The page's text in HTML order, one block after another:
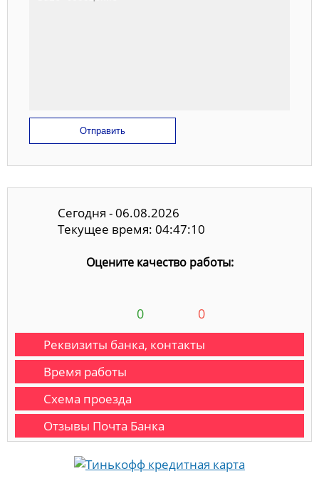
Отправить
Сегодня - 06.08.2026
Текущее время: 04:47:10
Оцените качество работы:
0 0
Реквизиты банка, контакты
Время работы
Схема проезда
Отзывы Почта Банка